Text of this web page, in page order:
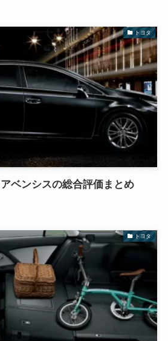
トヨタ
ベンシスの総合評価まとめ
トヨタ